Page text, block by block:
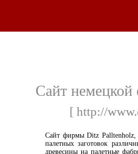
Сайт
[ http://
Сайт фирмы Ditz Palltenholz,
палетных заготовок
древесины на палетные